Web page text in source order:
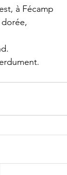
à Fécamp